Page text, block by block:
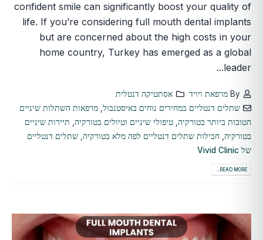
confident smile can significantly boost your quality of
life. If you’re considering full mouth dental implants
but are concerned about the high costs in your
home country, Turkey has emerged as a global
leader...
By מרפאת ויויד
אסתטיקה דנטלית
שתלים דנטליים במחירים נוחים באיסטנבול ,מרפאות השתלות שיניים
הטובות ביותר בטורקיה טיפולי שיניים וטיולים בטורקיה תיירות שיניים
בטורקיה חבילות שתלים דנטליים לפה מלא בטורקיה שתלים דנטליים
של Vivid Clinic
READ MORE...